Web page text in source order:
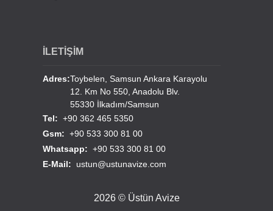
İLETİŞİM
Adres:Toybelen, Samsun Ankara Karayolu
12. Km No 550, Anadolu Blv.
55330 İlkadım/Samsun
Tel:+90 362 465 5350
Gsm:+90 533 300 81 00
Whatsapp:+90 533 300 81 00
E-Mail: ustun@ustunavize.com
2026 © Üstün Avize